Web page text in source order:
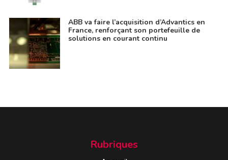
ABB va faire l’acquisition d’Advantics en
France, renforçant son portefeuille de
solutions en courant continu
Rubriques